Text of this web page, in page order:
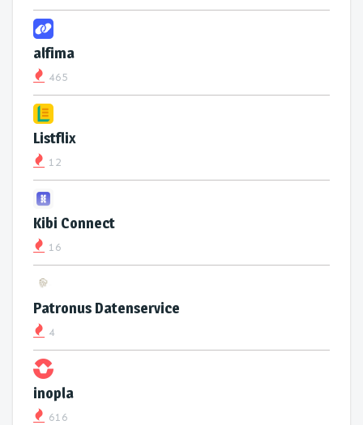
alfima
465
Listflix
12
Kibi Connect
16
Patronus Datenservice
4
inopla
616